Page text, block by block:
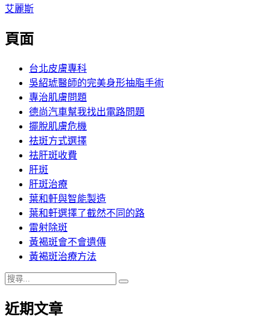
導
覽
艾麗斯
頁面
台北皮膚專科
吳紹琥醫師的完美身形抽脂手術
專治肌膚問題
德尚汽車幫我找出電路問題
擺脫肌膚危機
祛斑方式選擇
祛肝斑收費
肝斑
肝斑治療
葉和軒與智能製造
葉和軒選擇了截然不同的路
雷射除斑
黃褐斑會不會遺傳
黃褐斑治療方法
搜
關
近期文章